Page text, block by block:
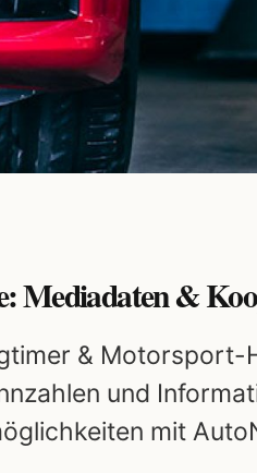
Mediadaten &
& Motorsport-
und
mit